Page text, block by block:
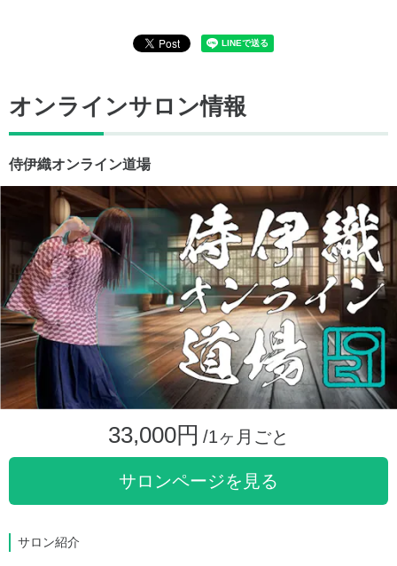
オンラインサロン情報
侍伊織オンライン道場
33,000円 /1ヶ月ごと
サロンページを見る
サロン紹介